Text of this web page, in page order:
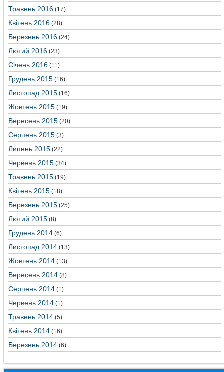
Травень 2016 (17)
Квітень 2016 (28)
Березень 2016 (24)
Лютий 2016 (23)
Січень 2016 (11)
Грудень 2015 (16)
Листопад 2015 (16)
Жовтень 2015 (19)
Вересень 2015 (20)
Серпень 2015 (3)
Липень 2015 (22)
Червень 2015 (34)
Травень 2015 (19)
Квітень 2015 (18)
Березень 2015 (25)
Лютий 2015 (8)
Грудень 2014 (6)
Листопад 2014 (13)
Жовтень 2014 (13)
Вересень 2014 (8)
Серпень 2014 (1)
Червень 2014 (1)
Травень 2014 (5)
Квітень 2014 (16)
Березень 2014 (6)